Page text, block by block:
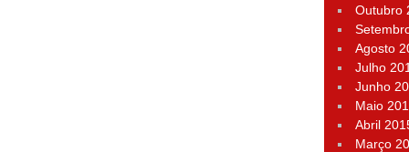
Outubro
Agosto
Julho
Junho
Maio
Abril
Março